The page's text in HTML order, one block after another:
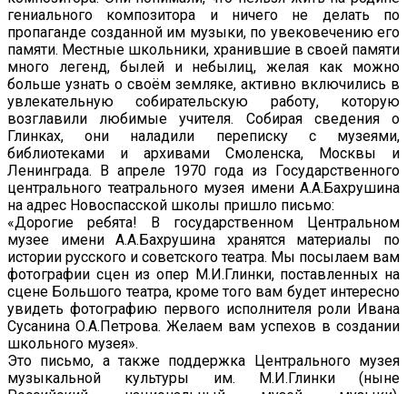
гениального композитора и ничего не делать по
пропаганде созданной им музыки, по увековечению его
памяти. Местные школьники, хранившие в своей памяти
много легенд, былей и небылиц, желая как можно
больше узнать о своём земляке, активно включились в
увлекательную собирательскую работу, которую
возглавили любимые учителя. Собирая сведения о
Глинках, они наладили переписку с музеями,
библиотеками и архивами Смоленска, Москвы и
Ленинграда. В апреле 1970 года из Государственного
центрального театрального музея имени А.А.Бахрушина
на адрес Новоспасской школы пришло письмо:
«Дорогие ребята! В государственном Центральном
музее имени А.А.Бахрушина хранятся материалы по
истории русского и советского театра. Мы посылаем вам
фотографии сцен из опер М.И.Глинки, поставленных на
сцене Большого театра, кроме того вам будет интересно
увидеть фотографию первого исполнителя роли Ивана
Сусанина О.А.Петрова. Желаем вам успехов в создании
школьного музея».
Это письмо, а также поддержка Центрального музея
музыкальной культуры им. М.И.Глинки (ныне